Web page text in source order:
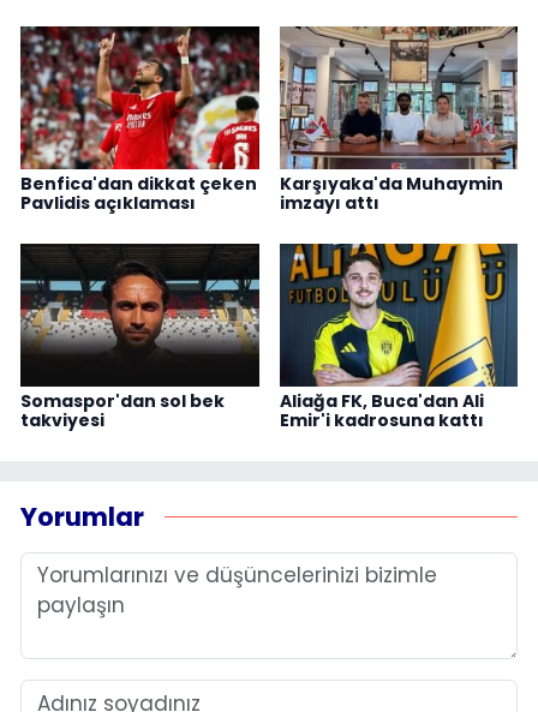
Benfica'dan dikkat çeken
Pavlidis açıklaması
Karşıyaka'da Muhaymin
imzayı attı
Somaspor'dan sol bek
takviyesi
Aliağa FK, Buca'dan Ali
Emir'i kadrosuna kattı
Yorumlar